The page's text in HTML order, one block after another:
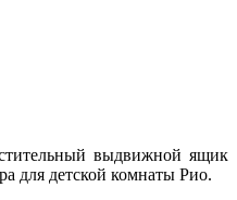
выдвижной ящик
для детской комнаты Рио.